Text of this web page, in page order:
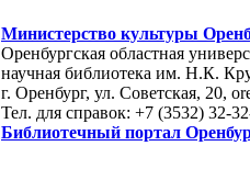
Министерство культуры
Оренбургская областная
научная библиотека им. Н.К.
г. Оренбург, ул. Советская, 20,
Тел. для справок: +7 (3532) 32-
Библиотечный портал